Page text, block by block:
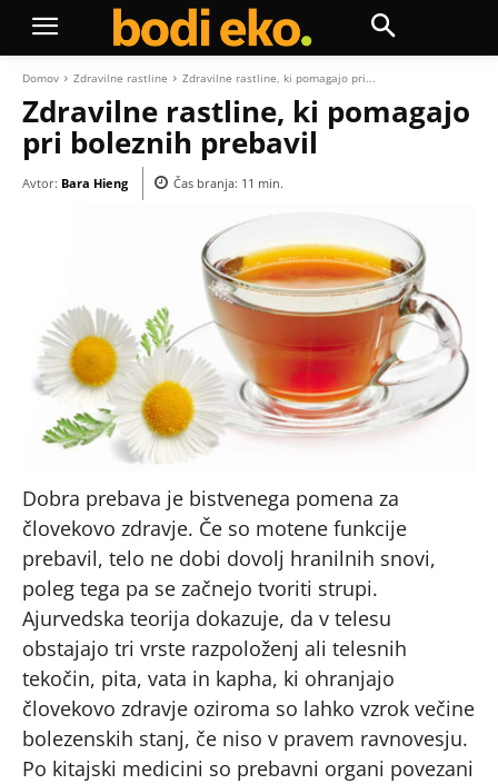
Domov Zdravilne rastline Zdravilne rastline, ki pomagajo pri...
Zdravilne rastline, ki pomagajo
pri boleznih prebavil
Avtor: Bara Hieng Čas branja: 11 min.
Dobra prebava je bistvenega pomena za
človekovo zdravje. Če so motene funkcije
prebavil, telo ne dobi dovolj hranilnih snovi,
poleg tega pa se začnejo tvoriti strupi.
Ajurvedska teorija dokazuje, da v telesu
obstajajo tri vrste razpoloženj ali telesnih
tekočin, pita, vata in kapha, ki ohranjajo
človekovo zdravje oziroma so lahko vzrok večine
bolezenskih stanj, če niso v pravem ravnovesju.
Po kitajski medicini so prebavni organi povezani